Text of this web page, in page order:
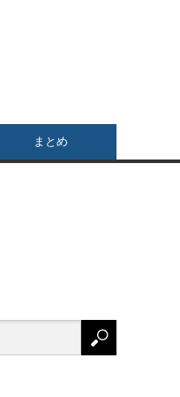
まとめ